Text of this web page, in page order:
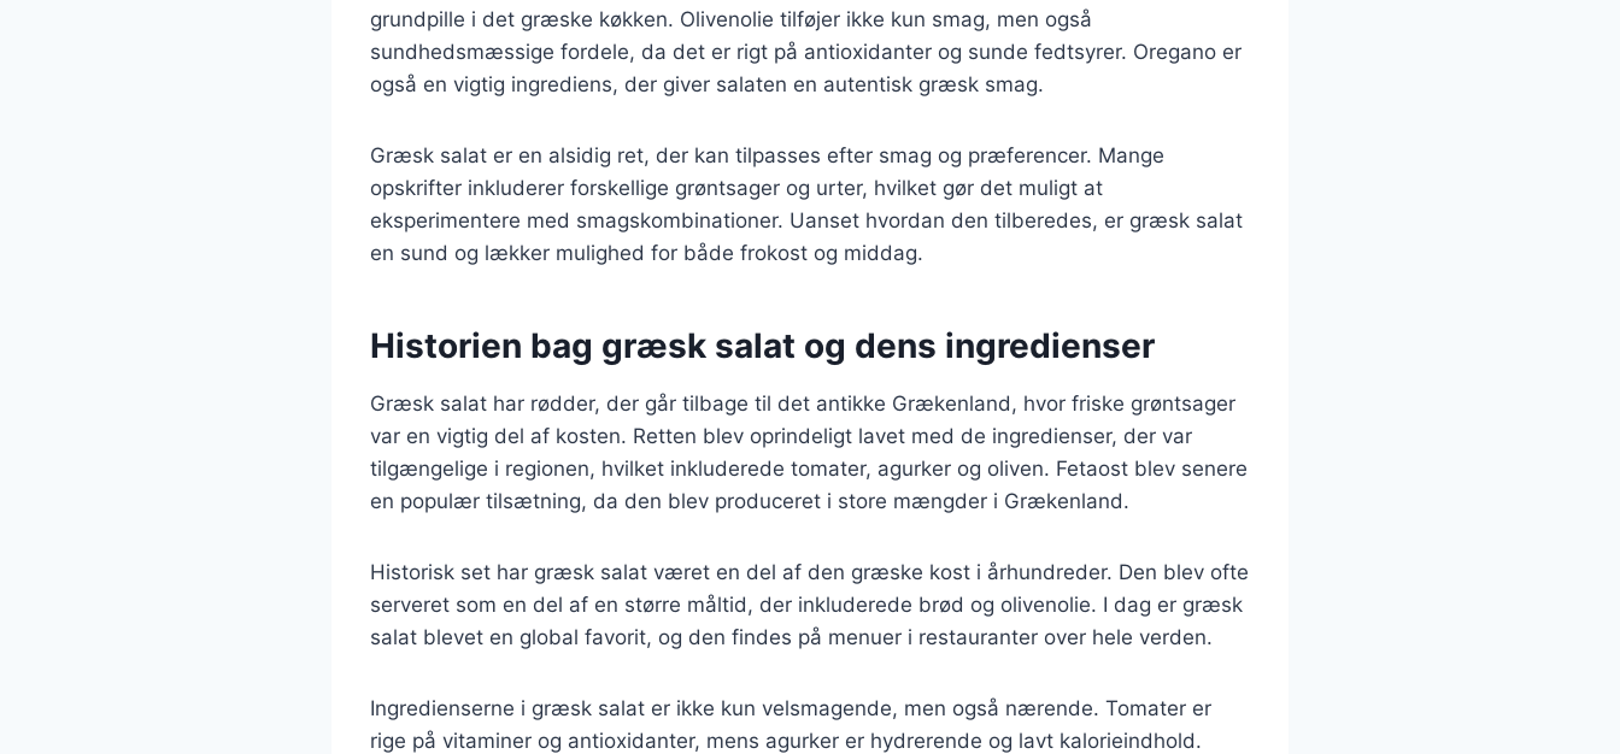
grundpille i det græske køkken. Olivenolie tilføjer ikke kun smag, men også
sundhedsmæssige fordele, da det er rigt på antioxidanter og sunde fedtsyrer. Oregano er
også en vigtig ingrediens, der giver salaten en autentisk græsk smag.
Græsk salat er en alsidig ret, der kan tilpasses efter smag og præferencer. Mange
opskrifter inkluderer forskellige grøntsager og urter, hvilket gør det muligt at
eksperimentere med smagskombinationer. Uanset hvordan den tilberedes, er græsk salat
en sund og lækker mulighed for både frokost og middag.
Historien bag græsk salat og dens ingredienser
Græsk salat har rødder, der går tilbage til det antikke Grækenland, hvor friske grøntsager
var en vigtig del af kosten. Retten blev oprindeligt lavet med de ingredienser, der var
tilgængelige i regionen, hvilket inkluderede tomater, agurker og oliven. Fetaost blev senere
en populær tilsætning, da den blev produceret i store mængder i Grækenland.
Historisk set har græsk salat været en del af den græske kost i århundreder. Den blev ofte
serveret som en del af en større måltid, der inkluderede brød og olivenolie. I dag er græsk
salat blevet en global favorit, og den findes på menuer i restauranter over hele verden.
Ingredienserne i græsk salat er ikke kun velsmagende, men også nærende. Tomater er
rige på vitaminer og antioxidanter, mens agurker er hydrerende og lavt kalorieindhold.